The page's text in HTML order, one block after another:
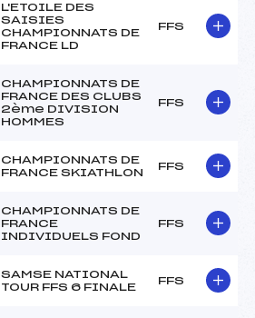
L'ETOILE DES
SAISIES
CHAMPIONNATS DE
FRANCE LD
FFS
CHAMPIONNATS DE
FRANCE DES CLUBS
2ème DIVISION
HOMMES
FFS
CHAMPIONNATS DE
FRANCE SKIATHLON
FFS
CHAMPIONNATS DE
FRANCE
INDIVIDUELS FOND
FFS
SAMSE NATIONAL
TOUR FFS 6 FINALE
FFS